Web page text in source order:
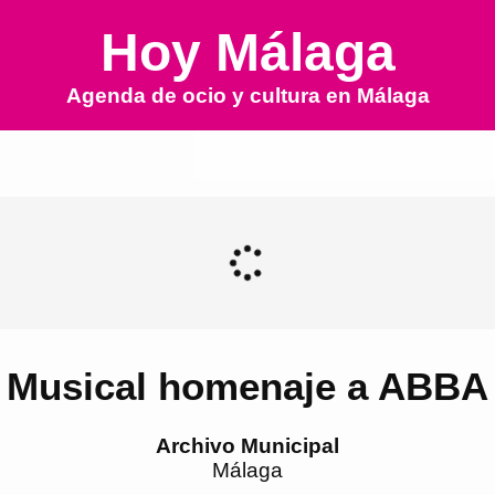
Hoy Málaga
Agenda de ocio y cultura en Málaga
Musical homenaje a ABBA
Archivo Municipal
Málaga